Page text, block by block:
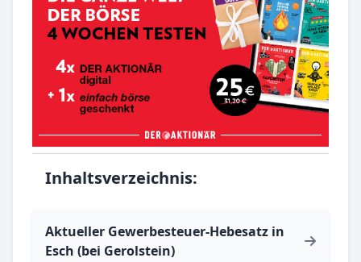
Inhaltsverzeichnis:
Aktueller Gewerbesteuer-Hebesatz in
Esch (bei Gerolstein)